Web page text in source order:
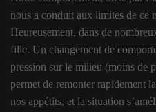
nous a conduit aux limites de ce
Heureusement, dans de
fille. Un changement de
pression sur le milieu (moins de
permet de remonter rapidement
nos appétits, et la situation